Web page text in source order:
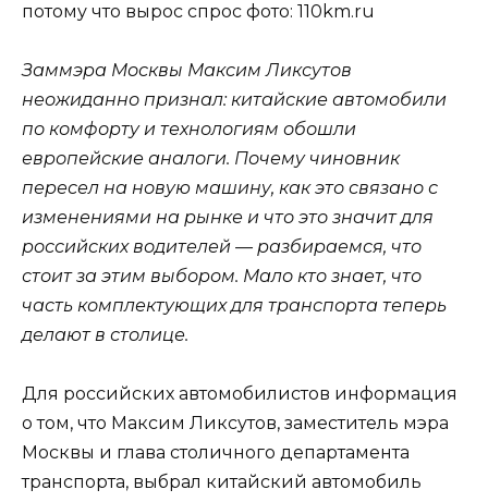
потому что вырос спрос фото: 110km.ru
Заммэра Москвы Максим Ликсутов
неожиданно признал: китайские автомобили
по комфорту и технологиям обошли
европейские аналоги. Почему чиновник
пересел на новую машину, как это связано с
изменениями на рынке и что это значит для
российских водителей — разбираемся, что
стоит за этим выбором. Мало кто знает, что
часть комплектующих для транспорта теперь
делают в столице.
Для российских автомобилистов информация
о том, что Максим Ликсутов, заместитель мэра
Москвы и глава столичного департамента
транспорта, выбрал китайский автомобиль